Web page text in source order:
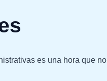
es una hora que no